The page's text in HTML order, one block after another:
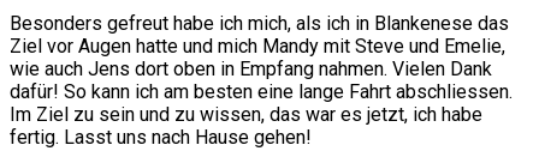
Besonders gefreut habe ich mich, als ich in Blankenese das
Ziel vor Augen hatte und mich Mandy mit Steve und Emelie,
wie auch Jens dort oben in Empfang nahmen. Vielen Dank
dafür! So kann ich am besten eine lange Fahrt abschliessen.
Im Ziel zu sein und zu wissen, das war es jetzt, ich habe
fertig. Lasst uns nach Hause gehen!